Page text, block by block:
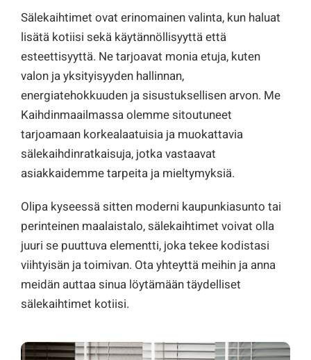
Sälekaihtimet ovat erinomainen valinta, kun haluat
lisätä kotiisi sekä käytännöllisyyttä että
esteettisyyttä. Ne tarjoavat monia etuja, kuten
valon ja yksityisyyden hallinnan,
energiatehokkuuden ja sisustuksellisen arvon. Me
Kaihdinmaailmassa olemme sitoutuneet
tarjoamaan korkealaatuisia ja muokattavia
sälekaihdinratkaisuja, jotka vastaavat
asiakkaidemme tarpeita ja mieltymyksiä.
Olipa kyseessä sitten moderni kaupunkiasunto tai
perinteinen maalaistalo, sälekaihtimet voivat olla
juuri se puuttuva elementti, joka tekee kodistasi
viihtyisän ja toimivan. Ota yhteyttä meihin ja anna
meidän auttaa sinua löytämään täydelliset
sälekaihtimet kotiisi.